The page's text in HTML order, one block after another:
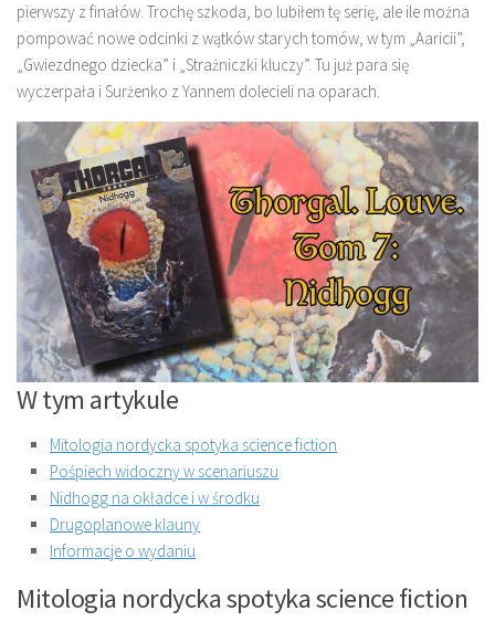
pierwszy z finałów. Trochę szkoda, bo lubiłem tę serię, ale ile można
pompować nowe odcinki z wątków starych tomów, w tym „Aaricii”,
„Gwiezdnego dziecka” i „Strażniczki kluczy”. Tu już para się
wyczerpała i Surżenko z Yannem dolecieli na oparach.
W tym artykule
Mitologia nordycka spotyka science fiction
Pośpiech widoczny w scenariuszu
Nidhogg na okładce i w środku
Drugoplanowe klauny
Informacje o wydaniu
Mitologia nordycka spotyka science fiction